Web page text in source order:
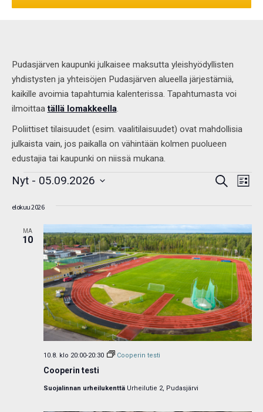
Pudasjärven kaupunki julkaisee maksutta yleishyödyllisten
yhdistysten ja yhteisöjen Pudasjärven alueella järjestämiä,
kaikille avoimia tapahtumia kalenterissa. Tapahtumasta voi
ilmoittaatällä lomakkeella.
Poliittiset tilaisuudet (esim. vaalitilaisuudet) ovat mahdollisia
julkaista vain, jos paikalla on vähintään kolmen puolueen
edustajia tai kaupunki on niissä mukana.
Tapahtumat
Etsi
Etsi
Listaus
Nyt - 05.09.2026
elokuu 2026
MA
10
Cooperin testi
10.8. klo 20:00-20:30 Cooperin testi
Suojalinnan urheilukenttä Urheilutie 2, Pudasjärvi